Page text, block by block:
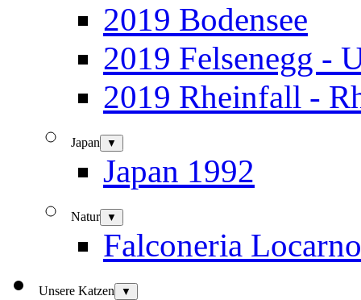
2019 Bodensee
2019 Felsenegg -
2019 Rheinfall -
Japan ▼
Japan 1992
Natur ▼
Falconeria Locarno
Unsere Katzen ▼